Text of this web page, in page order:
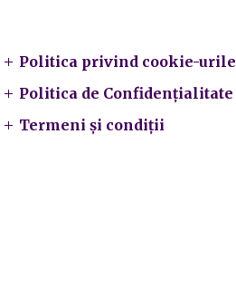
Politica privind cookie-urile
Politica de Confidențialitate
Termeni și condiții